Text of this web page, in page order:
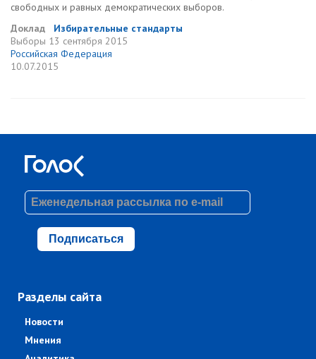
свободных и равных демократических выборов.
Доклад
Избирательные стандарты
Выборы 13 сентября 2015
Российская Федерация
10.07.2015
Подписаться
Разделы сайта
Новости
Мнения